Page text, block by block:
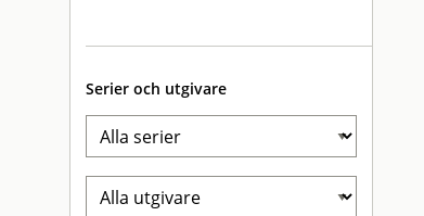
Serier och utgivare